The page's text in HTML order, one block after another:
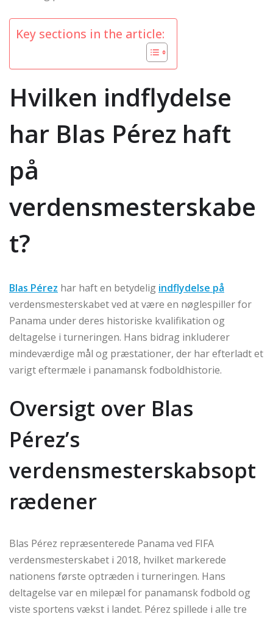
Key sections in the article:
Hvilken indflydelse
har Blas Pérez haft
på
verdensmesterskabe
t?
Blas Pérez har haft en betydelig indflydelse på
verdensmesterskabet ved at være en nøglespiller for
Panama under deres historiske kvalifikation og
deltagelse i turneringen. Hans bidrag inkluderer
mindeværdige mål og præstationer, der har efterladt et
varigt eftermæle i panamansk fodboldhistorie.
Oversigt over Blas
Pérez’s
verdensmesterskabsopt
rædener
Blas Pérez repræsenterede Panama ved FIFA
verdensmesterskabet i 2018, hvilket markerede
nationens første optræden i turneringen. Hans
deltagelse var en milepæl for panamansk fodbold og
viste sportens vækst i landet. Pérez spillede i alle tre